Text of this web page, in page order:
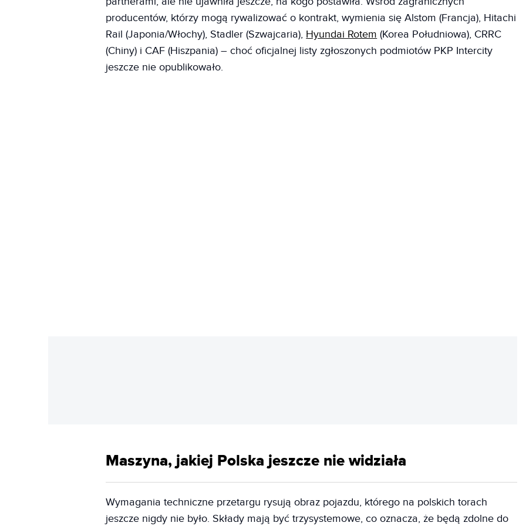
producentów, którzy mogą rywalizować o kontrakt, wymienia się Alstom (Francja), Hitachi
Rail (Japonia/Włochy), Stadler (Szwajcaria), Hyundai Rotem (Korea Południowa), CRRC
(Chiny) i CAF (Hiszpania) – choć oficjalnej listy zgłoszonych podmiotów PKP Intercity
jeszcze nie opublikowało.
Maszyna, jakiej Polska jeszcze nie widziała
Wymagania techniczne przetargu rysują obraz pojazdu, którego na polskich torach
jeszcze nigdy nie było. Składy mają być trzysystemowe, co oznacza, że będą zdolne do